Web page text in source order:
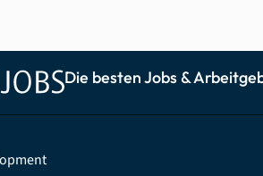
Die besten Jobs &